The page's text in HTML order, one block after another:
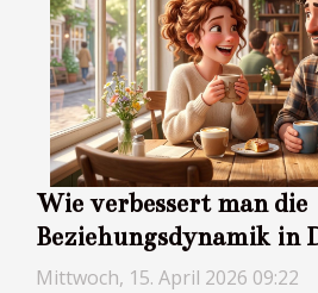
Wie verbessert man die
Beziehungsdynamik in
Mittwoch, 15. April 2026 09:22